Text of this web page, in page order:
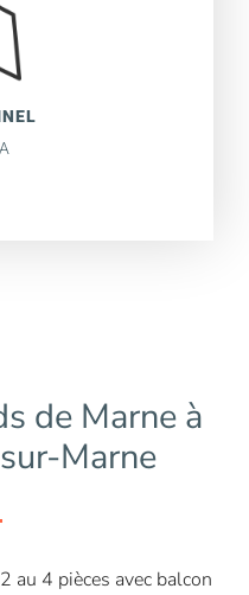
de Marne à
Marne
au 4 pièces avec balcon